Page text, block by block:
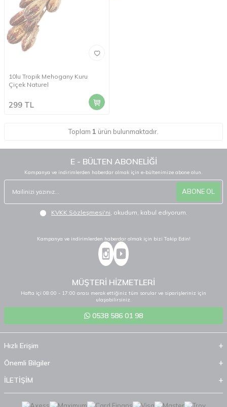
10lu Tropik Mehogany Kuru
Çiçek Naturel
299 TL
Toplam 1 ürün bulunmaktadır.
E - BÜLTEN ABONELİĞİ
Kampanya ve indirimlerden haberdar olmak için e-bültenimize abone olun.
ABONE OL
KVKK Sözleşmesi'ni , okudum, kabul ediyorum.
Kampanya ve indirimlerden haberdar olmak için bizi Takip Edin!
MÜŞTERİ HİZMETLERİ
Hafta içi 08:00 - 17:00 arası merak ettiğiniz tüm sorular ve siparişleriniz için
ulaşabilirsiniz.
0538 586 01 98
Hızlı Erişim
Önemli Bilgiler
İLETİŞİM